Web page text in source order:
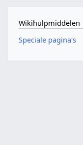
Wikihulpmiddelen
Speciale pagina's